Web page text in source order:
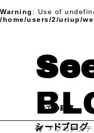
Warning : Use of
/home/users/2/uriup/
シードブログ
全ての記事
ブログカテ